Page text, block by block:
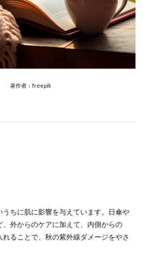
著作者：freepik
ちに肌に影響を与えています。日傘や
、外からのケアに加えて、内側からの
れることで、秋の紫外線ダメージをやさ